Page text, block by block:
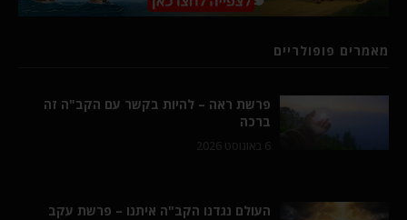
מאמרים פופולריים
פרשת ראה – להיות בקשר עם הקב"ה זה
ברכה
6 באוגוסט 2026
העולם נגדנו הקב"ה איתנו – פרשת עקב